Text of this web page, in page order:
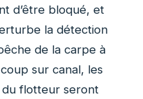
d’être bloqué, et
la détection
de la carpe à
sur canal, les
flotteur seront